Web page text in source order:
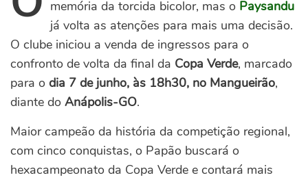
memória da torcida bicolor, mas o Paysandu
já volta as atenções para mais uma decisão.
O clube iniciou a venda de ingressos para o
confronto de volta da final da Copa Verde, marcado
para o dia 7 de junho, às 18h30, no Mangueirão,
diante do Anápolis-GO.
Maior campeão da história da competição regional,
com cinco conquistas, o Papão buscará o
hexacampeonato da Copa Verde e contará mais